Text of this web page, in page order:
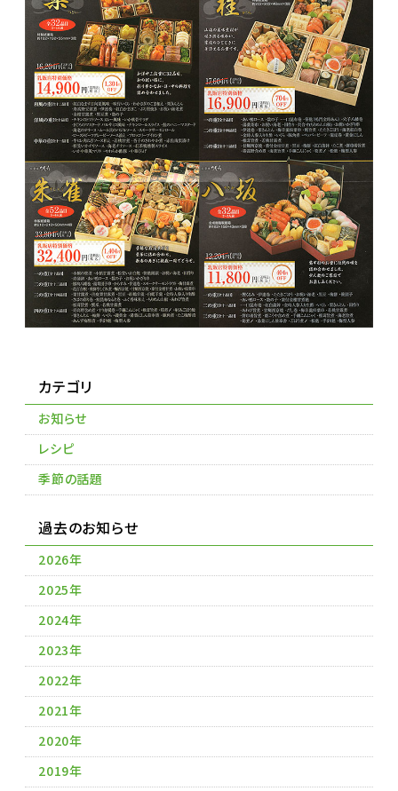
カテゴリ
お知らせ
レシピ
季節の話題
過去のお知らせ
2026年
2025年
2024年
2023年
2022年
2021年
2020年
2019年